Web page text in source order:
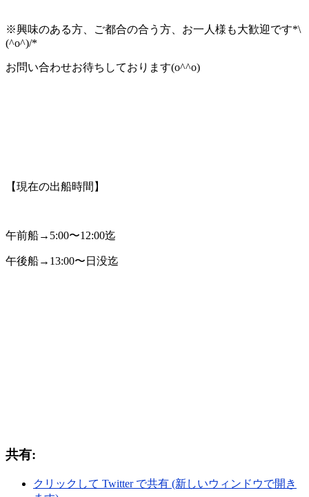
※興味のある方、ご都合の合う方、お一人様も大歓迎です*\
(^o^)/*
お問い合わせお待ちしております(o^^o)
【現在の出船時間】
午前船→5:00〜12:00迄
午後船→13:00〜日没迄
共有:
クリックして Twitter で共有 (新しいウィンドウで開き